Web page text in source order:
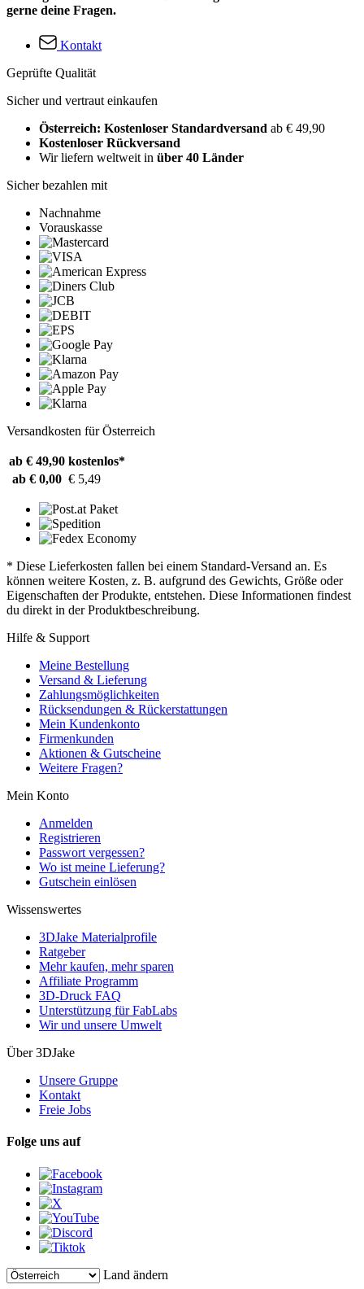
gerne deine Fragen.
Kontakt
Geprüfte Qualität
Sicher und vertraut einkaufen
Österreich: Kostenloser Standardversand ab € 49,90
Kostenloser Rückversand
Wir liefern weltweit in über 40 Länder
Sicher bezahlen mit
Nachnahme
Vorauskasse
Versandkosten für Österreich
ab € 49,90 kostenlos*
ab € 0,00 € 5,49
* Diese Lieferkosten fallen bei einem Standard-Versand an. Es
können weitere Kosten, z. B. aufgrund des Gewichts, Größe oder
Eigenschaften der Produkte, entstehen. Diese Informationen findest
du direkt in der Produktbeschreibung.
Hilfe & Support
Meine Bestellung
Versand & Lieferung
Zahlungsmöglichkeiten
Rücksendungen & Rückerstattungen
Mein Kundenkonto
Firmenkunden
Aktionen & Gutscheine
Weitere Fragen?
Mein Konto
Anmelden
Registrieren
Passwort vergessen?
Wo ist meine Lieferung?
Gutschein einlösen
Wissenswertes
3DJake Materialprofile
Ratgeber
Mehr kaufen, mehr sparen
Affiliate Programm
3D-Druck FAQ
Unterstützung für FabLabs
Wir und unsere Umwelt
Über 3DJake
Unsere Gruppe
Kontakt
Freie Jobs
Folge uns auf
Land ändern